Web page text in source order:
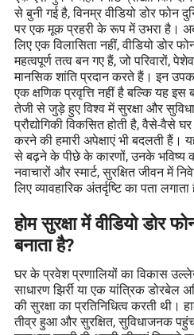
से बुनी गई है, विनम्र वीडियो डोर फोन
पर एक मूक प्रहरी के रूप में उभरा है।
लिए एक विलासिता नहीं, वीडियो डोर
महत्वपूर्ण तत्व बन गए हैं, जो परिवारों,
मानसिक शांति प्रदान करते हैं। इन
एक क्षणिक प्रवृत्ति नहीं है बल्कि यह इस
तेजी से जुड़े हुए विश्व में सुरक्षा और
प्रौद्योगिकी विकसित होती है, वैसे-वैसे
करने की हमारी अपेक्षाएं भी बदलती हैं।
से बढ़ने के पीछे के कारणों, उनके भविष्य
नवाचारों और स्मार्ट, सुरक्षित जीवन में
लिए व्यावहारिक अंतर्दृष्टि का पता लगाता
होम सुरक्षा में वीडियो डोर
बनाता है?
घर के प्रवेश प्रणालियों का विकास
साधारण झिर्री या एक यांत्रिक डोरबेल
की सुरक्षा का प्रतिनिधित्व करती थी।
तीव्र हुआ और सुरक्षित, सुविधाजनक